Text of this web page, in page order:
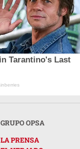
Tarantino's Last
GRUPO OPSA
LA PRENSA